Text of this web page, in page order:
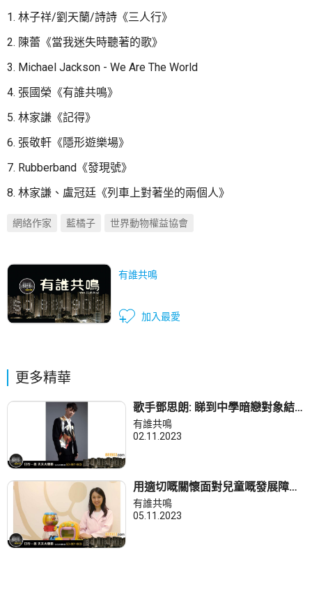
1. 林子祥/劉天蘭/詩詩《三人行》
2. 陳蕾《當我迷失時聽著的歌》
3. Michael Jackson - We Are The World
4. 張國榮《有誰共鳴》
5. 林家謙《記得》
6. 張敬軒《隱形遊樂場》
7. Rubberband《發現號》
8. 林家謙、盧冠廷《列車上對著坐的兩個人》
網絡作家 藍橘子 世界動物權益協會
有誰共鳴
加入最愛
更多精華
歌手鄧思朗: 睇到中學暗戀對象結
婚傷感流淚?
有誰共鳴
02.11.2023
用適切嘅關懷面對兒童嘅發展障
礙，勝過千言萬語。
有誰共鳴
05.11.2023